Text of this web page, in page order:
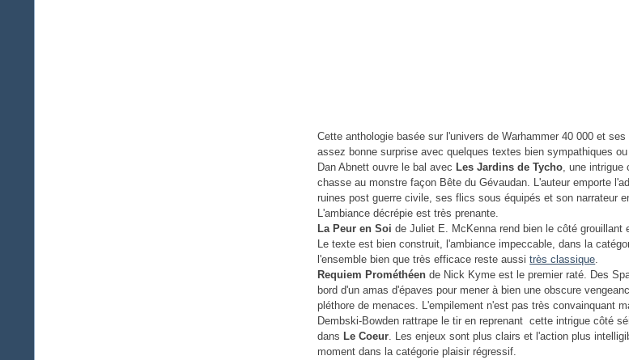
Cette anthologie basée sur l'univers de Warhammer 40 000 et
assez bonne surprise avec quelques textes bien sympathiques
Dan Abnett ouvre le bal avec Les Jardins de Tycho, une intrigue
chasse au monstre façon Bête du Gévaudan. L'auteur emporte
ruines post guerre civile, ses flics sous équipés et son narrateur
L'ambiance décrépie est très prenante.
La Peur en Soi de Juliet E. McKenna rend bien le côté grouillant
Le texte est bien construit, l'ambiance impeccable, dans la
l'ensemble bien que très efficace reste aussitrès classique.
Requiem Prométhéen de Nick Kyme est le premier raté. Des
bord d'un amas d'épaves pour mener à bien une obscure
pléthore de menaces. L'empilement n'est pas très convainquant
Dembski-Bowden rattrape le tir en reprenant cette intrigue côté
dans Le Coeur. Les enjeux sont plus clairs et l'action plus
moment dans la catégorie plaisir régressif.